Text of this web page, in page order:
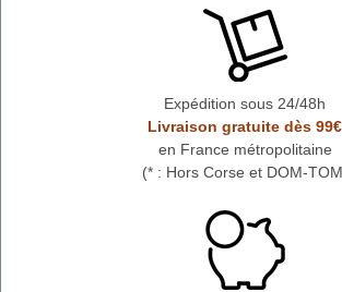
Expédition sous 24/48h
Livraison gratuite dès 99€
en France métropolitaine
(* : Hors Corse et DOM-